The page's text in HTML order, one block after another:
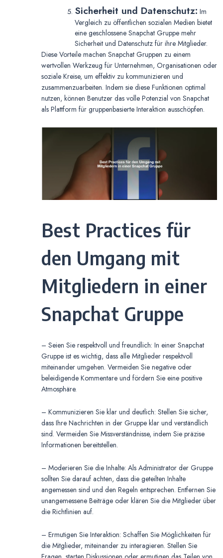
Sicherheit und Datenschutz: Im
Vergleich zu öffentlichen sozialen Medien bietet
eine geschlossene Snapchat Gruppe mehr
Sicherheit und Datenschutz für ihre Mitglieder.
Diese Vorteile machen Snapchat Gruppen zu einem
wertvollen Werkzeug für Unternehmen, Organisationen oder
soziale Kreise, um effektiv zu kommunizieren und
zusammenzuarbeiten. Indem sie diese Funktionen optimal
nutzen, können Benutzer das volle Potenzial von Snapchat
als Plattform für gruppenbasierte Interaktion ausschöpfen.
Best Practices für
den Umgang mit
Mitgliedern in einer
Snapchat Gruppe
– Seien Sie respektvoll und freundlich: In einer Snapchat
Gruppe ist es wichtig, dass alle Mitglieder respektvoll
miteinander umgehen. Vermeiden Sie negative oder
beleidigende Kommentare und fördern Sie eine positive
Atmosphäre.
– Kommunizieren Sie klar und deutlich: Stellen Sie sicher,
dass Ihre Nachrichten in der Gruppe klar und verständlich
sind. Vermeiden Sie Missverständnisse, indem Sie präzise
Informationen bereitstellen.
– Moderieren Sie die Inhalte: Als Administrator der Gruppe
sollten Sie darauf achten, dass die geteilten Inhalte
angemessen sind und den Regeln entsprechen. Entfernen Sie
unangemessene Beiträge oder klären Sie die Mitglieder über
die Richtlinien auf.
– Ermutigen Sie Interaktion: Schaffen Sie Möglichkeiten für
die Mitglieder, miteinander zu interagieren. Stellen Sie